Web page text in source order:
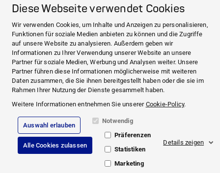
Diese Webseite verwendet Cookies
Wir verwenden Cookies, um Inhalte und Anzeigen zu personalisieren,
Funktionen für soziale Medien anbieten zu können und die Zugriffe
auf unsere Website zu analysieren. Außerdem geben wir
Informationen zu Ihrer Verwendung unserer Website an unsere
Partner für soziale Medien, Werbung und Analysen weiter. Unsere
Partner führen diese Informationen möglicherweise mit weiteren
Daten zusammen, die Sie ihnen bereitgestellt haben oder die sie im
Rahmen Ihrer Nutzung der Dienste gesammelt haben.
Weitere Informationen entnehmen Sie unserer Cookie-Policy.
Auswahl erlauben
Alle Cookies zulassen
Notwendig
Präferenzen
Statistiken
Marketing
Details zeigen
SERVICE
Fachberatung
DESINFACTS
Newsletter
Konzentrat-Rechner
Weiterführende Links
Über uns
Fachberatung
NEWS UND THEMEN
HYGIENEWISSEN
SERVICE
Rechtliche Hinweise
Compliance
Datenschutz
Cookie Richtlinie